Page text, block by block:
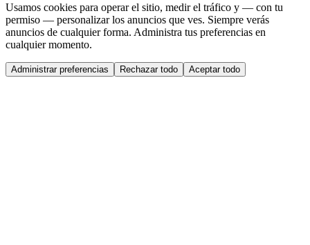
Usamos cookies para operar el sitio, medir el tráfico y — con tu
permiso — personalizar los anuncios que ves. Siempre verás
anuncios de cualquier forma. Administra tus preferencias en
cualquier momento.
Administrar preferencias Rechazar todo Aceptar todo